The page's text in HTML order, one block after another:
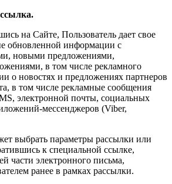
на Сайте, Пользователь дает свое
обновленной информации с
новыми предложениями,
в том числе рекламного
о новостях и предложениях партнеров
в том числе рекламные сообщения
электронной почты, социальных
мессенджеров (Viber,
выбрать параметры рассылки или
к специальной ссылке,
части электронного письма,
ранее в рамках рассылки.